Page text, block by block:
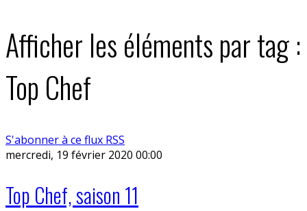
Afficher les éléments par tag :
Top Chef
S'abonner à ce flux RSS
mercredi, 19 février 2020 00:00
Top Chef, saison 11